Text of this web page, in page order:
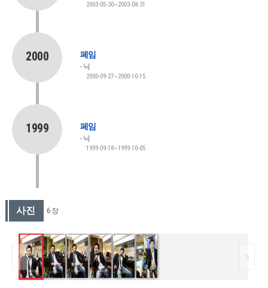
2003-05-30~2003-08-31
2000 페임
닉
2000-09-27~2000-10-15
1999 페임
닉
1999-09-18~1999-10-05
사진 6 장